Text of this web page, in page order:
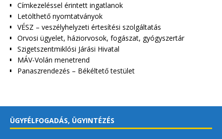
Címkezeléssel érintett ingatlanok
Letölthető nyomtatványok
VÉSZ – veszélyhelyzeti értesítési szolgáltatás
Orvosi ügyelet, háziorvosok, fogászat, gyógyszertár
Szigetszentmiklósi Járási Hivatal
MÁV-Volán menetrend
Panaszrendezés – Békéltető testület
ÜGYFÉLFOGADÁS, ÜGYINTÉZÉS